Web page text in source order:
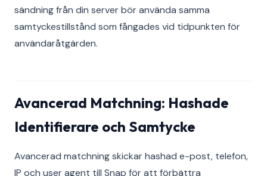
sändning från din server bör använda samma
samtyckestillstånd som fångades vid tidpunkten för
användaråtgärden.
Avancerad Matchning: Hashade
Identifierare och Samtycke
Avancerad matchning skickar hashad e-post, telefon,
IP och user agent till Snap för att förbättra